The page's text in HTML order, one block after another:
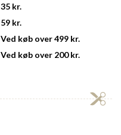
35 kr.
59 kr.
Ved køb over 499 kr.
Ved køb over 200 kr.